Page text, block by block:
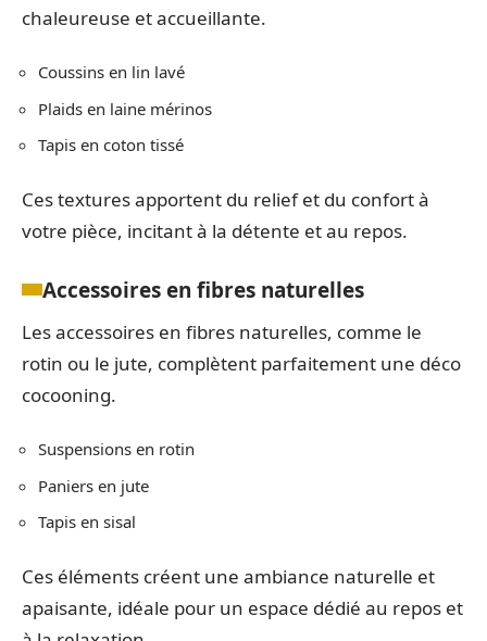
chaleureuse et accueillante.
Coussins en lin lavé
Plaids en laine mérinos
Tapis en coton tissé
Ces textures apportent du relief et du confort à
votre pièce, incitant à la détente et au repos.
Accessoires en fibres naturelles
Les accessoires en fibres naturelles, comme le
rotin ou le jute, complètent parfaitement une déco
cocooning.
Suspensions en rotin
Paniers en jute
Tapis en sisal
Ces éléments créent une ambiance naturelle et
apaisante, idéale pour un espace dédié au repos et